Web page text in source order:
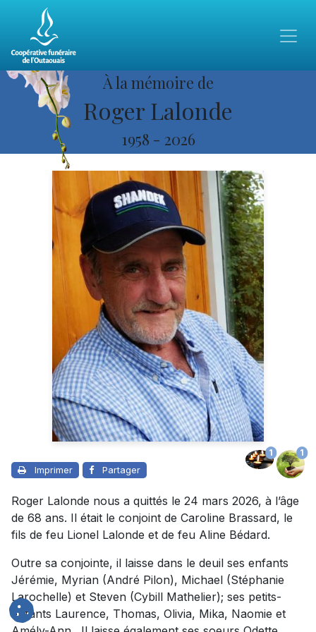
À la mémoire de
Roger Lalonde
1958 - 2026
Imprimer Partager
1 1
Roger Lalonde nous a quittés le 24 mars 2026, à l’âge
de 68 ans. Il était le conjoint de Caroline Brassard, le
fils de feu Lionel Lalonde et de feu Aline Bédard.
Outre sa conjointe, il laisse dans le deuil ses enfants
Jérémie, Myrian (André Pilon), Michael (Stéphanie
Larochelle) et Steven (Cybill Mathelier); ses petits-
enfants Laurence, Thomas, Olivia, Mika, Naomie et